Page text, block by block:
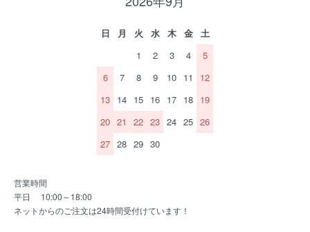
日 月 火 水 木 金
土
1
2 3 4
5
6
7 8 9 10 11
12
13 14 15 16 17 18 19
20 21 22 23 24 25 26
27 28 29 30
営業時間
平日 10:00～18:00
ネットからのご注文は24時間受付けています！